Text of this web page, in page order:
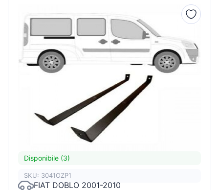
Disponibile (3)
SKU: 3041OZP1
FIAT DOBLO 2001-2010